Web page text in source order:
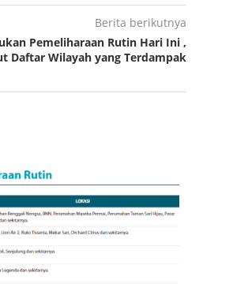
Berita berikutnya
Pemeliharaan Rutin Hari Ini ,
Daftar Wilayah yang Terdampak